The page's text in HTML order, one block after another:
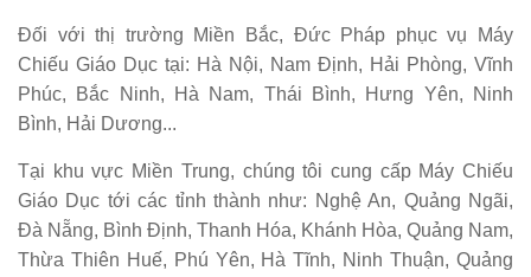
Đối với thị trường Miền Bắc, Đức Pháp phục vụ Máy
Chiếu Giáo Dục tại: Hà Nội, Nam Định, Hải Phòng, Vĩnh
Phúc, Bắc Ninh, Hà Nam, Thái Bình, Hưng Yên, Ninh
Bình, Hải Dương...
Tại khu vực Miền Trung, chúng tôi cung cấp Máy Chiếu
Giáo Dục tới các tỉnh thành như: Nghệ An, Quảng Ngãi,
Đà Nẵng, Bình Định, Thanh Hóa, Khánh Hòa, Quảng Nam,
Thừa Thiên Huế, Phú Yên, Hà Tĩnh, Ninh Thuận, Quảng